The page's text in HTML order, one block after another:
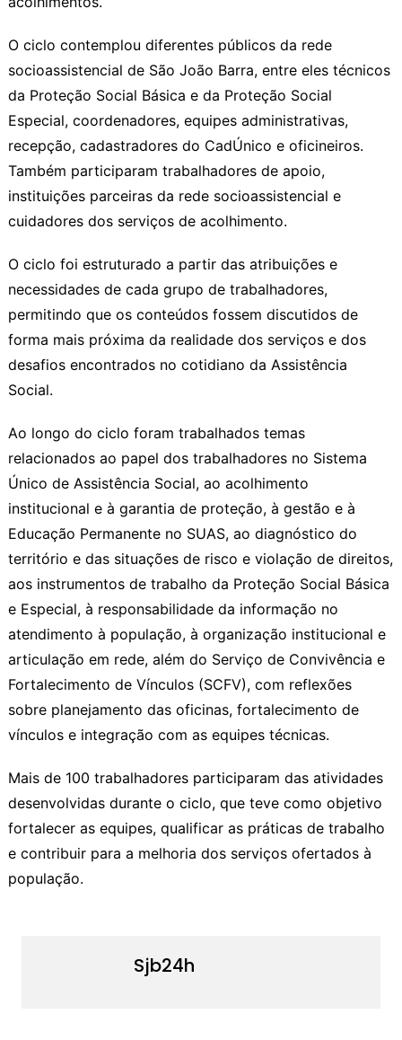
O ciclo contemplou diferentes públicos da rede
socioassistencial de São João Barra, entre eles técnicos
da Proteção Social Básica e da Proteção Social
Especial, coordenadores, equipes administrativas,
recepção, cadastradores do CadÚnico e oficineiros.
Também participaram trabalhadores de apoio,
instituições parceiras da rede socioassistencial e
cuidadores dos serviços de acolhimento.
O ciclo foi estruturado a partir das atribuições e
necessidades de cada grupo de trabalhadores,
permitindo que os conteúdos fossem discutidos de
forma mais próxima da realidade dos serviços e dos
desafios encontrados no cotidiano da Assistência
Social.
Ao longo do ciclo foram trabalhados temas
relacionados ao papel dos trabalhadores no Sistema
Único de Assistência Social, ao acolhimento
institucional e à garantia de proteção, à gestão e à
Educação Permanente no SUAS, ao diagnóstico do
território e das situações de risco e violação de direitos,
aos instrumentos de trabalho da Proteção Social Básica
e Especial, à responsabilidade da informação no
atendimento à população, à organização institucional e
articulação em rede, além do Serviço de Convivência e
Fortalecimento de Vínculos (SCFV), com reflexões
sobre planejamento das oficinas, fortalecimento de
vínculos e integração com as equipes técnicas.
Mais de 100 trabalhadores participaram das atividades
desenvolvidas durante o ciclo, que teve como objetivo
fortalecer as equipes, qualificar as práticas de trabalho
e contribuir para a melhoria dos serviços ofertados à
população.
Sjb24h